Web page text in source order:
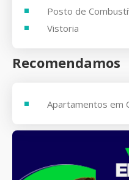
Posto de
Vistoria
Recomendamos
Apartamentos em